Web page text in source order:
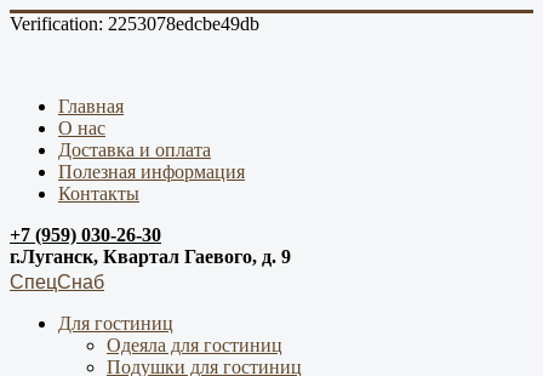
Verification: 2253078edcbe49db
Главная
О нас
Доставка и оплата
Полезная информация
Контакты
+7 (959) 030-26-30
г.Луганск, Квартал Гаевого, д. 9
СпецСнаб
Для гостиниц
Одеяла для гостиниц
Подушки для гостиниц